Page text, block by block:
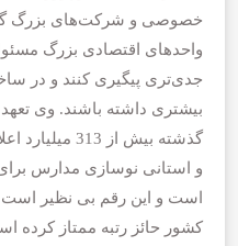
خصوصی و شرکت‌های بزرگ
واحدهای اقتصادی بزرگ
جدی‌تری پیگیری کنند و در
بیشتری داشته باشند. وی
گذشته بیش از
و استانی نوسازی مدارس
است و این رقم بی نظیر است
کشور حائز رتبه ممتاز کرده